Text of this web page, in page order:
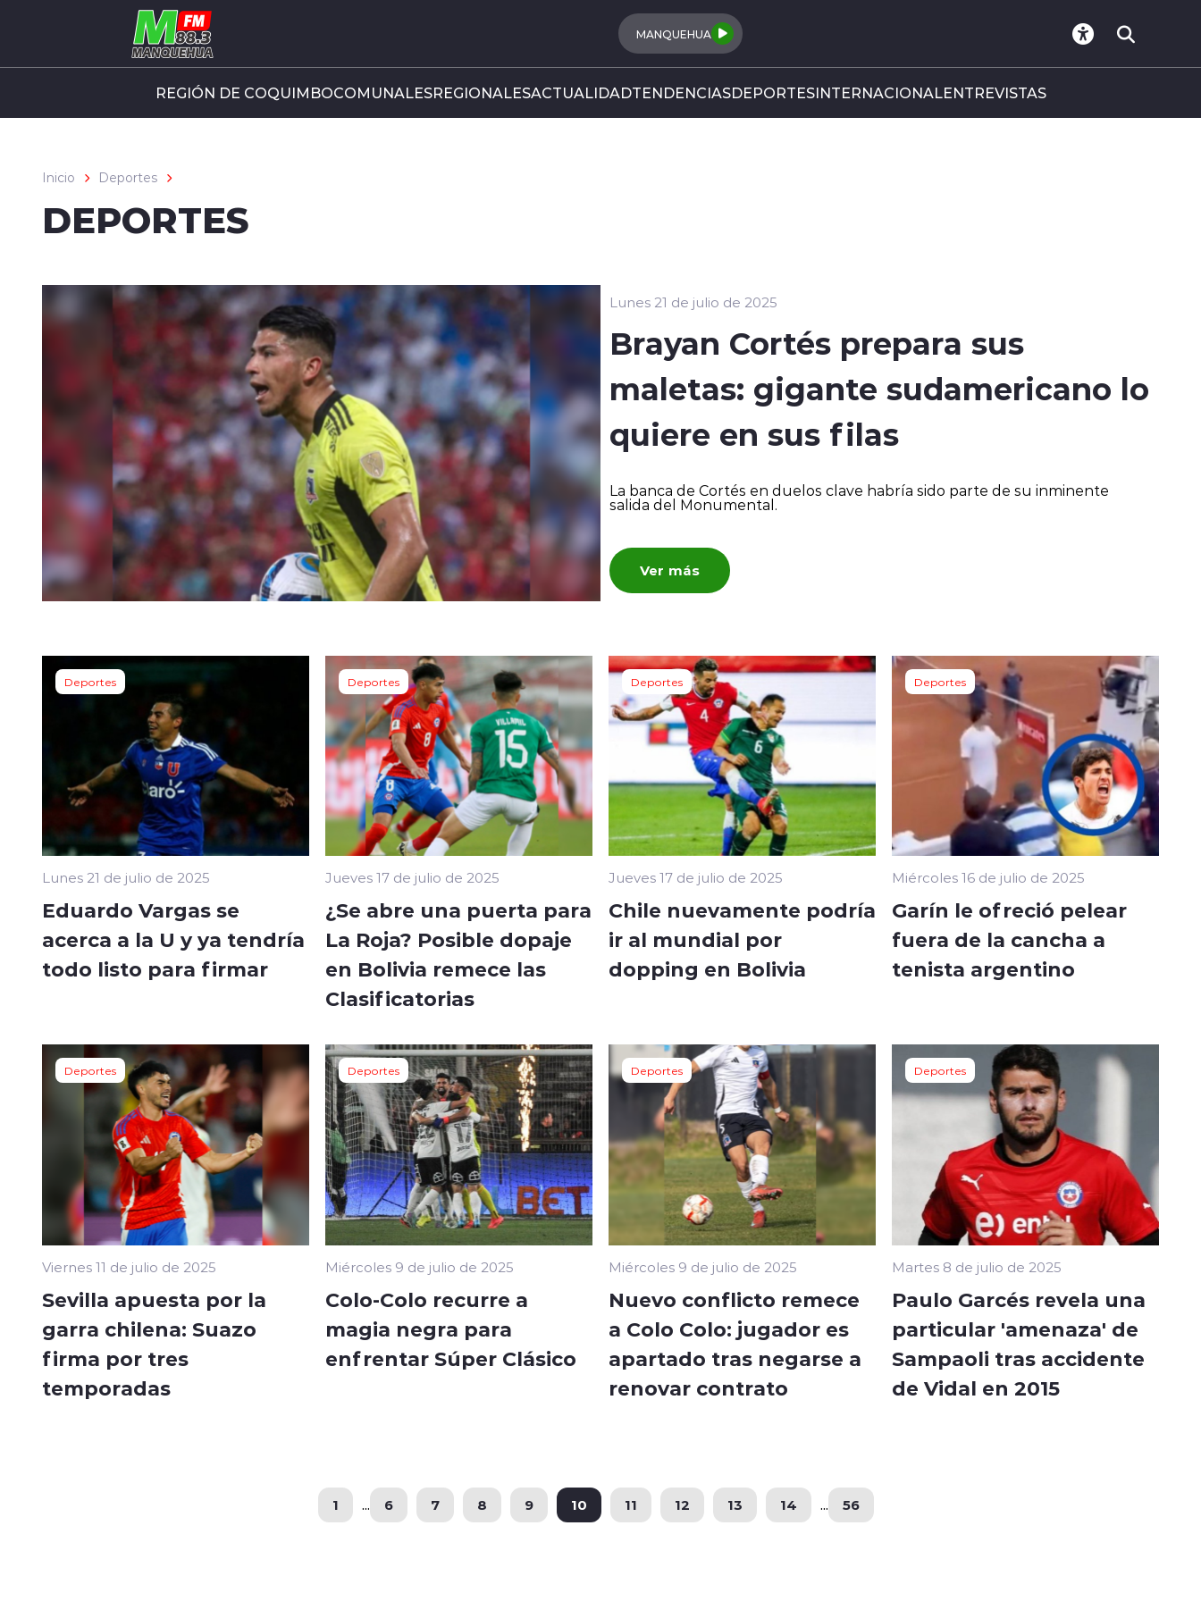
Click acá para ir directamente al contenido
MANQUEHUA
REGIÓN DE COQUIMBOCOMUNALESREGIONALESACTUALIDADTENDENCIASDEPORTESINTERNACIONALENTREVISTAS
Inicio Deportes
DEPORTES
Lunes 21 de julio de 2025
Brayan Cortés prepara sus
maletas: gigante sudamericano lo
quiere en sus filas
La banca de Cortés en duelos clave habría sido parte de su inminente
salida del Monumental.
Ver más
Deportes
Lunes 21 de julio de 2025
Eduardo Vargas se
acerca a la U y ya tendría
todo listo para firmar
Deportes
Jueves 17 de julio de 2025
¿Se abre una puerta para
La Roja? Posible dopaje
en Bolivia remece las
Clasificatorias
Deportes
Jueves 17 de julio de 2025
Chile nuevamente podría
ir al mundial por
dopping en Bolivia
Deportes
Miércoles 16 de julio de 2025
Garín le ofreció pelear
fuera de la cancha a
tenista argentino
Deportes
Viernes 11 de julio de 2025
Sevilla apuesta por la
garra chilena: Suazo
firma por tres
temporadas
Deportes
Miércoles 9 de julio de 2025
Colo-Colo recurre a
magia negra para
enfrentar Súper Clásico
Deportes
Miércoles 9 de julio de 2025
Nuevo conflicto remece
a Colo Colo: jugador es
apartado tras negarse a
renovar contrato
Deportes
Martes 8 de julio de 2025
Paulo Garcés revela una
particular 'amenaza' de
Sampaoli tras accidente
de Vidal en 2015
1 ... 6 7 8 9 10 11 12 13 14 ... 56